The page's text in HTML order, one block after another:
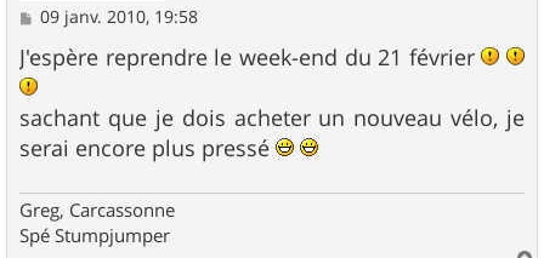
M
s
s
a
g
e
09 janv. 2010, 19:58
J'espère reprendre le week-end du 21 février
sachant que je dois acheter un nouveau vélo, je
serai encore plus pressé
Greg, Carcassonne
Spé Stumpjumper